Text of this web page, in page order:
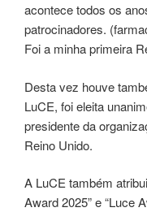
acontece todos os
patrocinadores.
Foi a minha primeira
Desta vez houve
LuCE, foi eleita
presidente da
Reino Unido.
A LuCE também
Award 2025” e “Luce